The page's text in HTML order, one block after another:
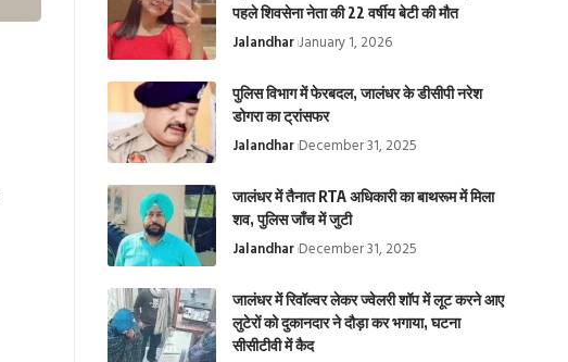
पहले शिवसेना नेता की 22 वर्षीय बेटी की मौत
Jalandhar January 1, 2026
पुलिस विभाग में फेरबदल, जालंधर के डीसीपी नरेश
डोगरा का ट्रांसफर
Jalandhar December 31, 2025
जालंधर में तैनात RTA अधिकारी का बाथरूम में मिला
शव, पुलिस जाँच में जुटी
Jalandhar December 31, 2025
जालंधर में रिवॉल्वर लेकर ज्वेलरी शॉप में लूट करने आए
लुटेरों को दुकानदार ने दौड़ा कर भगाया, घटना
सीसीटीवी में कैद